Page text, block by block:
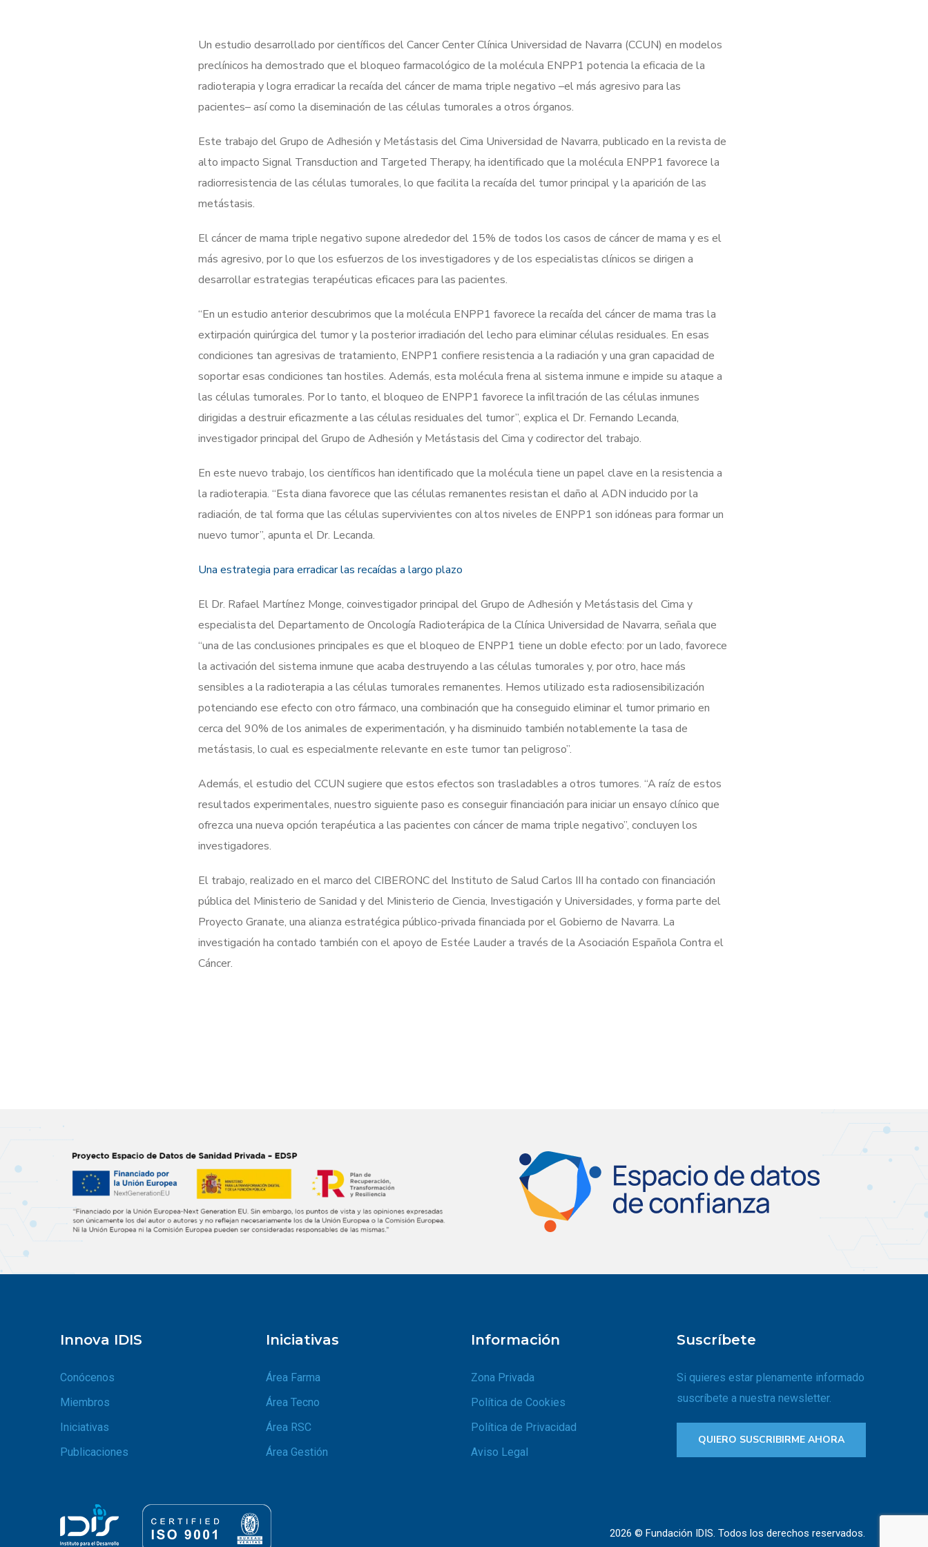
Un estudio desarrollado por científicos del Cancer Center Clínica Universidad de Navarra (CCUN) en modelos
preclínicos ha demostrado que el bloqueo farmacológico de la molécula ENPP1 potencia la eficacia de la
radioterapia y logra erradicar la recaída del cáncer de mama triple negativo –el más agresivo para las
pacientes– así como la diseminación de las células tumorales a otros órganos.
Este trabajo del Grupo de Adhesión y Metástasis del Cima Universidad de Navarra, publicado en la revista de
alto impacto Signal Transduction and Targeted Therapy, ha identificado que la molécula ENPP1 favorece la
radiorresistencia de las células tumorales, lo que facilita la recaída del tumor principal y la aparición de las
metástasis.
El cáncer de mama triple negativo supone alrededor del 15% de todos los casos de cáncer de mama y es el
más agresivo, por lo que los esfuerzos de los investigadores y de los especialistas clínicos se dirigen a
desarrollar estrategias terapéuticas eficaces para las pacientes.
“En un estudio anterior descubrimos que la molécula ENPP1 favorece la recaída del cáncer de mama tras la
extirpación quirúrgica del tumor y la posterior irradiación del lecho para eliminar células residuales. En esas
condiciones tan agresivas de tratamiento, ENPP1 confiere resistencia a la radiación y una gran capacidad de
soportar esas condiciones tan hostiles. Además, esta molécula frena al sistema inmune e impide su ataque a
las células tumorales. Por lo tanto, el bloqueo de ENPP1 favorece la infiltración de las células inmunes
dirigidas a destruir eficazmente a las células residuales del tumor”, explica el Dr. Fernando Lecanda,
investigador principal del Grupo de Adhesión y Metástasis del Cima y codirector del trabajo.
En este nuevo trabajo, los científicos han identificado que la molécula tiene un papel clave en la resistencia a
la radioterapia. “Esta diana favorece que las células remanentes resistan el daño al ADN inducido por la
radiación, de tal forma que las células supervivientes con altos niveles de ENPP1 son idóneas para formar un
nuevo tumor”, apunta el Dr. Lecanda.
Una estrategia para erradicar las recaídas a largo plazo
El Dr. Rafael Martínez Monge, coinvestigador principal del Grupo de Adhesión y Metástasis del Cima y
especialista del Departamento de Oncología Radioterápica de la Clínica Universidad de Navarra, señala que
“una de las conclusiones principales es que el bloqueo de ENPP1 tiene un doble efecto: por un lado, favorece
la activación del sistema inmune que acaba destruyendo a las células tumorales y, por otro, hace más
sensibles a la radioterapia a las células tumorales remanentes. Hemos utilizado esta radiosensibilización
potenciando ese efecto con otro fármaco, una combinación que ha conseguido eliminar el tumor primario en
cerca del 90% de los animales de experimentación, y ha disminuido también notablemente la tasa de
metástasis, lo cual es especialmente relevante en este tumor tan peligroso”.
Además, el estudio del CCUN sugiere que estos efectos son trasladables a otros tumores. “A raíz de estos
resultados experimentales, nuestro siguiente paso es conseguir financiación para iniciar un ensayo clínico que
ofrezca una nueva opción terapéutica a las pacientes con cáncer de mama triple negativo”, concluyen los
investigadores.
El trabajo, realizado en el marco del CIBERONC del Instituto de Salud Carlos III ha contado con financiación
pública del Ministerio de Sanidad y del Ministerio de Ciencia, Investigación y Universidades, y forma parte del
Proyecto Granate, una alianza estratégica público-privada financiada por el Gobierno de Navarra. La
investigación ha contado también con el apoyo de Estée Lauder a través de la Asociación Española Contra el
Cáncer.
Innova IDIS
Conócenos
Miembros
Iniciativas
Publicaciones
Iniciativas
Área Farma
Área Tecno
Área RSC
Área Gestión
Información
Zona Privada
Política de Cookies
Política de Privacidad
Aviso Legal
Suscríbete
Si quieres estar plenamente informado
suscríbete a nuestra newsletter.
QUIERO SUSCRIBIRME AHORA
2026 © Fundación IDIS. Todos los derechos reservados.